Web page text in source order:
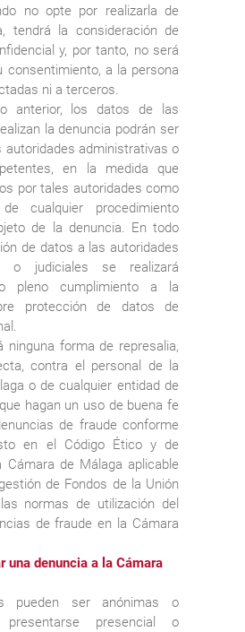
no opte por realizarla de
tendrá la consideración de
y, por tanto, no será
consentimiento, a la persona
ni a terceros.
anterior, los datos de las
la denuncia podrán ser
autoridades administrativas o
en la medida que
por tales autoridades como
cualquier procedimiento
de la denuncia. En todo
de datos a las autoridades
o judiciales se realizará
pleno cumplimiento a la
protección de datos de
ninguna forma de represalia,
contra el personal de la
o de cualquier entidad de
hagan un uso de buena fe
de fraude conforme
en el Código Ético y de
Cámara de Málaga aplicable
de Fondos de la Unión
normas de utilización del
de fraude en la Cámara
una denuncia a la Cámara
pueden ser anónimas o
presencial o